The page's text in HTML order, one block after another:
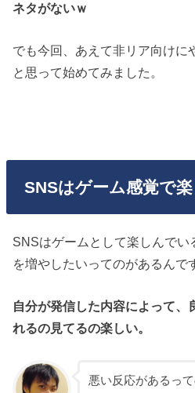
ネタがないｗ
でも今回、あえて非リア向けに
と思って始めてみました。
SNSはゲーム感覚で
SNSはゲームとして楽しんでい
を増やしたいってのがあるんで
自分が発信した内容によって、
れるの見てるの楽しい。
悪い反応があるっ